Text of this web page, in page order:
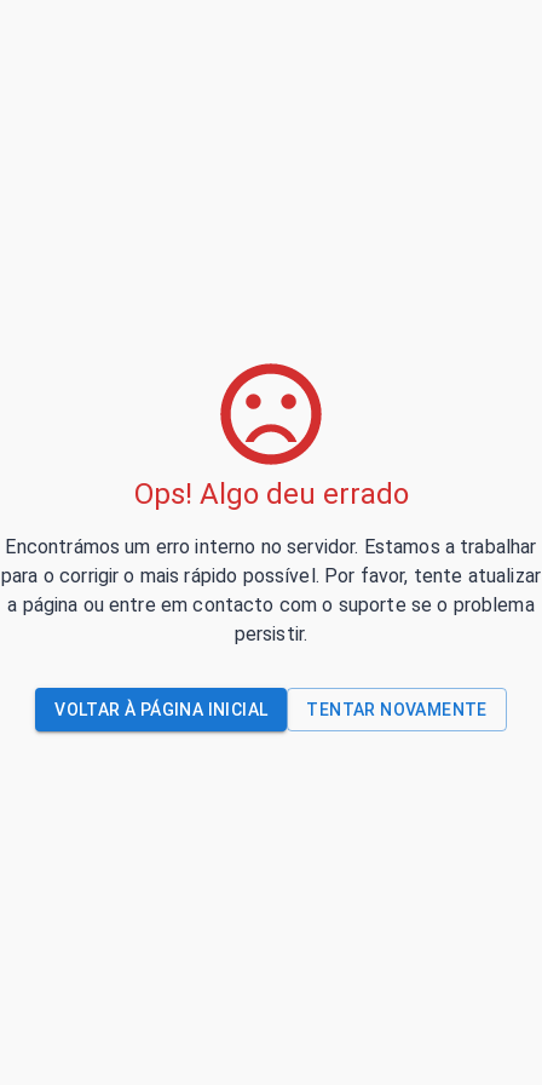
Ops! Algo deu errado
Encontrámos um erro interno no servidor. Estamos a trabalhar
para o corrigir o mais rápido possível. Por favor, tente atualizar
a página ou entre em contacto com o suporte se o problema
persistir.
VOLTAR À PÁGINA INICIAL TENTAR NOVAMENTE